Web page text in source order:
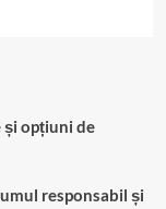
opțiuni de
responsabil și